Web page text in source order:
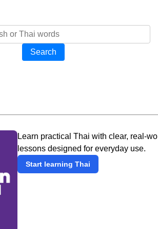
Search
Learn practical Thai with clear, real-
lessons designed for everyday use.
Start learning Thai